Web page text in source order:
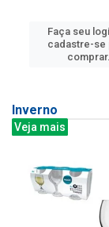
Faça seu
cadastre-se
comprar.
Inverno
Veja mais